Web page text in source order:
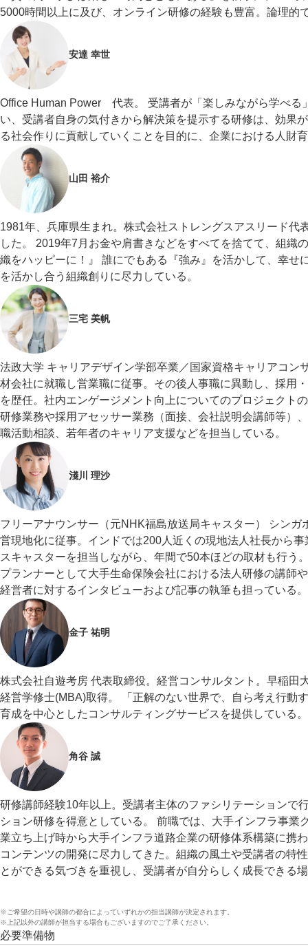
5000時間以上に及び、オンライン研修の経験も豊富。論理
安達 幸世
Office Human Power 代表。 受講者が「楽しみながら学べる
い、受講者自身の気付きから解決策を提示する研修は、効果
る社会作りに貢献していくことを目的に、企業における人財
山田 裕介
1981年、兵庫県生まれ。株式会社ストレングスアスリード
した。 2019年7月お金や肩書きなどをすべてを捨てて、組織
織をハッピーに！』 誰にでもある『強み』を活かして、幸
を活かし合う組織創りに尽力している。
三宅 美帆
法政大学 キャリアデザイン学部卒業／国家資格キャリアコ
材会社に就職し営業職に従事。その後人事職に異動し、採用
を歴任。社内エンゲージメント向上についてのプロジェクト
研修業務や採用アセッサー業務（面接、会社説明会講師等）
職活動相談、若年者のキャリア支援などを担当している。
淺川 理沙
フリーアナウンサー（元NHK福島放送局キャスター） シン
営現地化に従事。インドでは200人近くの現地法人社長から
スキャスターを担当しながら、年間で50本ほどの取材も行う
プランナーとして大手生命保険会社における法人研修の講師
経営者に対するインタビューおよび記事の執筆も担っている。
金子 祐明
株式会社自遊考房 代表取締役。経営コンサルタント。早稲
経営学修士(MBA)取得。 「正解のない世界で、自ら考え行動
育成を中心としたコンサルティングサービスを提供している。
角谷 誠
研修講師経験10年以上。受講者主体のファシリテーションで
ション研修を得意としている。 前職では、大手インフラ事
業立ち上げ時から大手インフラ道路企業の研修体系構築に携
コンテンツの開発に尽力してきた。組織の風土や受講者の特
とができる気づきを重視し、受講者が自分らしく成長できる
※ご希望の日時や講師の都合によっていずれかの担当講師が決定されます。
※上記以外の講師が担当する場合もございますのでご了承ください。
必要準備物